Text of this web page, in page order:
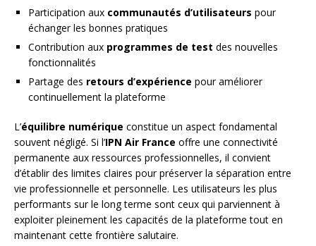
Participation aux communautés d’utilisateurs pour
échanger les bonnes pratiques
Contribution aux programmes de test des nouvelles
fonctionnalités
Partage des retours d’expérience pour améliorer
continuellement la plateforme
L’équilibre numérique constitue un aspect fondamental
souvent négligé. Si l’IPN Air France offre une connectivité
permanente aux ressources professionnelles, il convient
d’établir des limites claires pour préserver la séparation entre
vie professionnelle et personnelle. Les utilisateurs les plus
performants sur le long terme sont ceux qui parviennent à
exploiter pleinement les capacités de la plateforme tout en
maintenant cette frontière salutaire.